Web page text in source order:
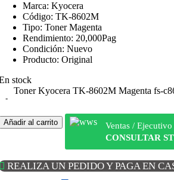
Marca: Kyocera
Código: TK-8602M
Tipo: Toner Magenta
Rendimiento: 20,000Pag
Condición: Nuevo
Producto: Original
stock
Toner Kyocera TK-8602M Magenta fs-
Añadir al carrito
Ventas / Ejecutivo
CONSULTAR
REALIZA UN PEDIDO Y PAGA EN